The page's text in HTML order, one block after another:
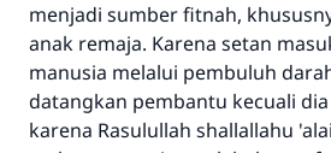
menjadi sumber fitnah,
anak remaja. Karena setan
manusia melalui pembuluh
datangkan pembantu kecuali
karena Rasulullah shallallahu
Saham